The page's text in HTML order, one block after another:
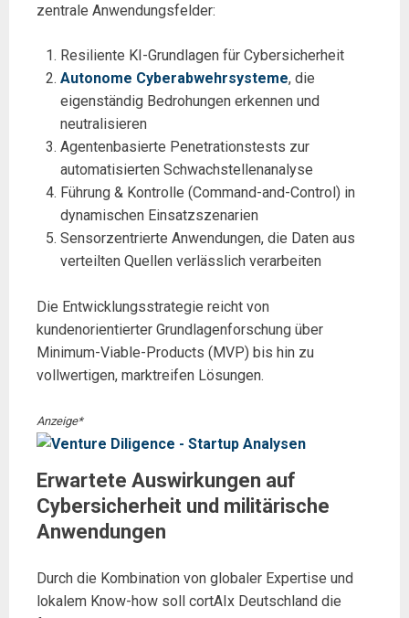
zentrale Anwendungsfelder:
Resiliente KI-Grundlagen für Cybersicherheit
Autonome Cyberabwehrsysteme, die
eigenständig Bedrohungen erkennen und
neutralisieren
Agentenbasierte Penetrationstests zur
automatisierten Schwachstellenanalyse
Führung & Kontrolle (Command-and-Control) in
dynamischen Einsatzszenarien
Sensorzentrierte Anwendungen, die Daten aus
verteilten Quellen verlässlich verarbeiten
Die Entwicklungsstrategie reicht von
kundenorientierter Grundlagenforschung über
Minimum-Viable-Products (MVP) bis hin zu
vollwertigen, marktreifen Lösungen.
Anzeige*
Erwartete Auswirkungen auf
Cybersicherheit und militärische
Anwendungen
Durch die Kombination von globaler Expertise und
lokalem Know-how soll cortAIx Deutschland die